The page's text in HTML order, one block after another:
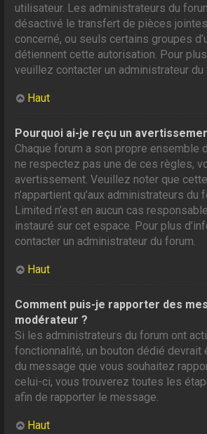
utilisateur. Les administrateurs du
désactivé le transfert de pièces
concerné, ou seuls certains groupes
détiennent cette autorisation. Pour
veuillez contacter un administrateur du
Haut
Pourquoi ai-je reçu un
Chaque forum a son propre ensemble
ne respectez pas une de ces règles,
avertissement. Veuillez noter que
n’appartient qu’aux administrateurs du
Limited n’est en aucun cas
instauré sur cet espace. Pour plus
contacter un administrateur du forum.
Haut
Comment puis-je rapporter des
modérateur ?
Si les administrateurs du forum ont
fonctionnalité, un bouton dédié devrait
du message que vous souhaitez
celui-ci, vous trouverez toutes les
afin de rapporter le message.
Haut